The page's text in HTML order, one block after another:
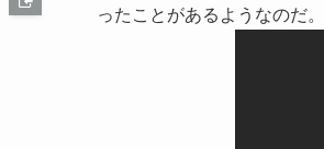
ったことがあるようなのだ